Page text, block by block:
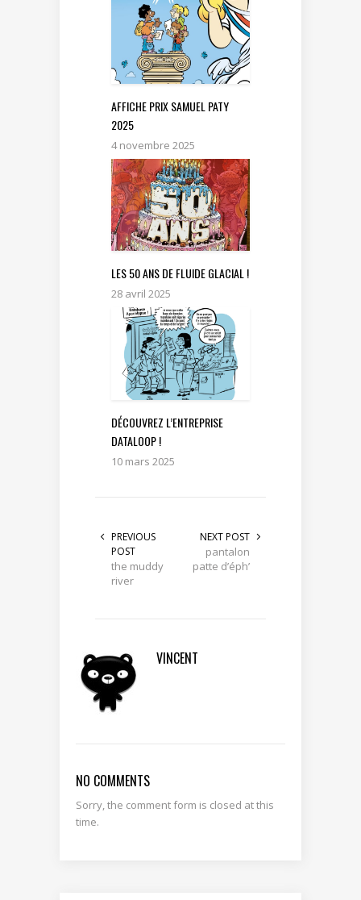
AFFICHE PRIX SAMUEL PATY
2025
4 novembre 2025
LES 50 ANS DE FLUIDE GLACIAL !
28 avril 2025
DÉCOUVREZ L’ENTREPRISE
DATALOOP !
10 mars 2025
PREVIOUS
POST
the muddy
river
NEXT POST
pantalon
patte d’éph’
VINCENT
NO COMMENTS
Sorry, the comment form is closed at this
time.